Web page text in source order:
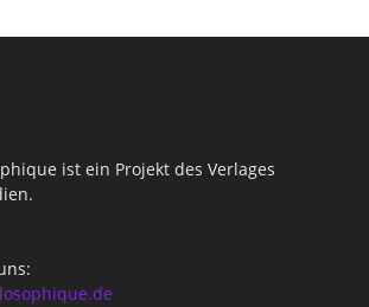
ist ein Projekt des Verlages